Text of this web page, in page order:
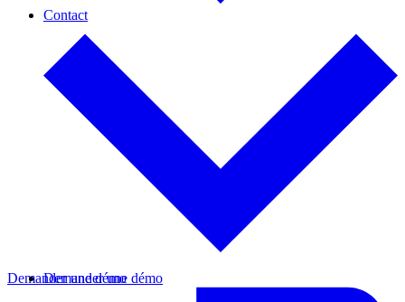
Contact
Demander une démo
Demander une démo